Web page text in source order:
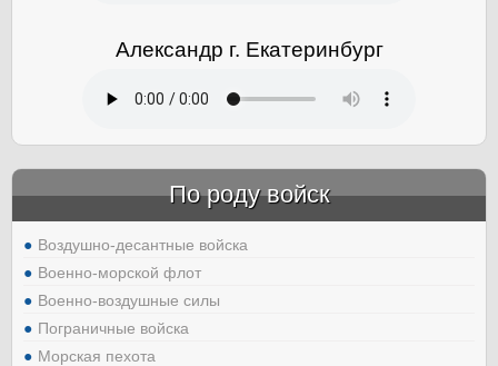
Александр г. Екатеринбург
По роду войск
Воздушно-десантные войска
Военно-морской флот
Военно-воздушные силы
Пограничные войска
Морская пехота